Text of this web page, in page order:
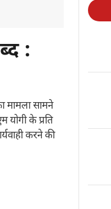
:
मामला सामने
योगी के प्रति
करने की